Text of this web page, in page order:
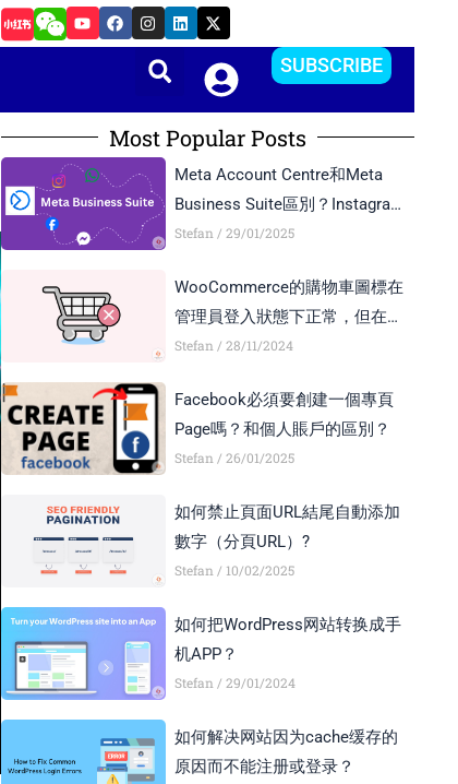
如何在Android Studio中更改APP的package name和版本
Y
o
u
e
F
a
c
o
k
I
n
s
t
a
r
a
m
L
i
n
i
X
-
t
w
i
t
t
e
r
SUBSCRIBE
Most Popular Posts
Meta Account Centre和Meta
Business Suite區別？Instagram
Business Account和Creator
Stefan 29/01/2025
WooCommerce的購物車圖標在
管理員登入狀態下正常，但在訪
客模式下顯示異常，如何解決？
Stefan 28/11/2024
Facebook必須要創建一個專頁
Page嗎？和個人賬戶的區別？
Stefan 26/01/2025
如何禁止頁面URL結尾自動添加
數字（分頁URL）?
Stefan 10/02/2025
如何把WordPress网站转换成手
机APP？
Stefan 29/01/2024
如何解决网站因为cache缓存的
原因而不能注册或登录？